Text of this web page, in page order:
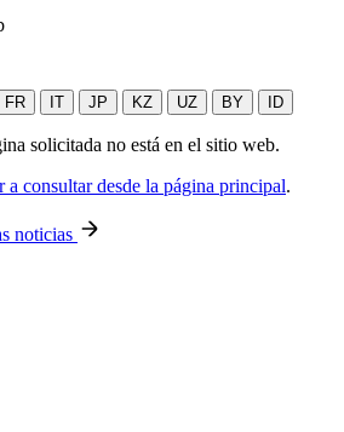
FR IT JP KZ UZ BY ID
solicitada no está en el sitio web.
a consultar desde la página principal.
noticias